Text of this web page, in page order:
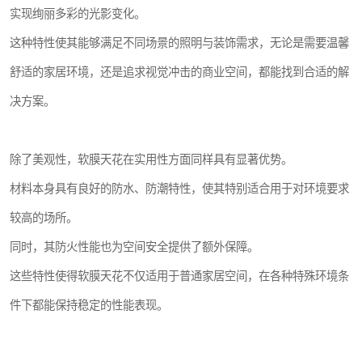
实现绚丽多彩的光影变化。
这种特性使其能够满足不同场景的照明与装饰需求，无论是需要温馨
舒适的家居环境，还是追求视觉冲击的商业空间，都能找到合适的解
决方案。
除了美观性，软膜天花在实用性方面同样具有显著优势。
材料本身具有良好的防水、防潮特性，使其特别适合用于对环境要求
较高的场所。
同时，其防火性能也为空间安全提供了额外保障。
这些特性使得软膜天花不仅适用于普通家居空间，在各种特殊环境条
件下都能保持稳定的性能表现。